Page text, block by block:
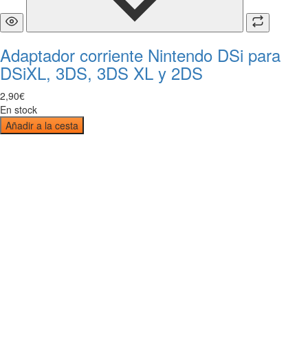
Adaptador corriente Nintendo DSi para
DSiXL, 3DS, 3DS XL y 2DS
2,90€
En stock
Añadir a la cesta